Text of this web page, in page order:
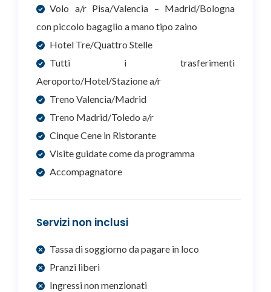
Volo a/r Pisa/Valencia – Madrid/Bologna
con piccolo bagaglio a mano tipo zaino
Hotel Tre/Quattro Stelle
Tutti i trasferimenti
Aeroporto/Hotel/Stazione a/r
Treno Valencia/Madrid
Treno Madrid/Toledo a/r
Cinque Cene in Ristorante
Visite guidate come da programma
Accompagnatore
Servizi non inclusi
Tassa di soggiorno da pagare in loco
Pranzi liberi
Ingressi non menzionati